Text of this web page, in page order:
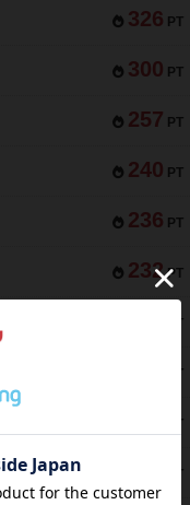
326 PT
300 PT
257 PT
240 PT
236 PT
232 PT
PT
PT
PT
PT